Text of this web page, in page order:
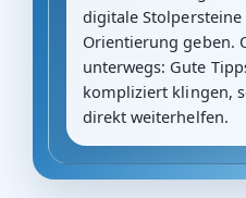
digitale Stolpersteine
Orientierung geben.
unterwegs: Gute
kompliziert klingen,
direkt weiterhelfen.